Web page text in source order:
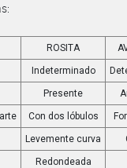
ROSITA
Indeterminado
Presente
Con dos lóbulos
Levemente curva
Redondeada